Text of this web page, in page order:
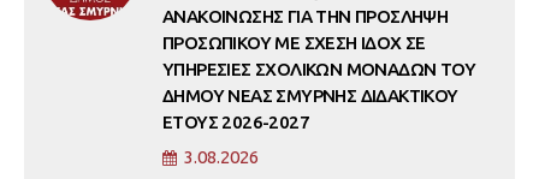
ΑΝΑΚΟΙΝΩΣΗΣ ΓΙΑ ΤΗΝ ΠΡΟΣΛΗΨΗ
ΠΡΟΣΩΠΙΚΟΥ ΜΕ ΣΧΕΣΗ ΙΔΟΧ ΣΕ
ΥΠΗΡΕΣΙΕΣ ΣΧΟΛΙΚΩΝ ΜΟΝΑΔΩΝ ΤΟΥ
ΔΗΜΟΥ ΝΕΑΣ ΣΜΥΡΝΗΣ ΔΙΔΑΚΤΙΚΟΥ
ΕΤΟΥΣ 2026-2027
3.08.2026